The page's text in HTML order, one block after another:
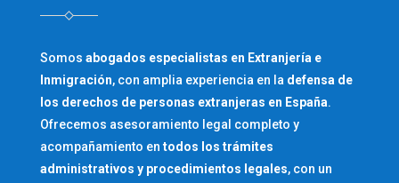
Somos abogados especialistas en Extranjería e
Inmigración, con amplia experiencia en la defensa de
los derechos de personas extranjeras en España.
Ofrecemos asesoramiento legal completo y
acompañamiento en todos los trámites
administrativos y procedimientos legales, con un